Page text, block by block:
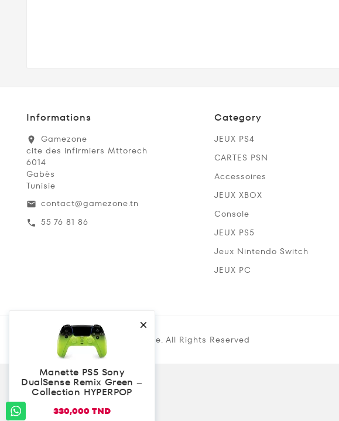

Manette PS5 Sony
DualSense Remix Green –
Collection HYPERPOP
330,000 TND
Informations
location_on
Gamezone
cite des infirmiers Mttorech
6014
Gabès
Tunisie
email contact@gamezone.tn
call 55 76 81 86
Category
JEUX PS4
CARTES PSN
Accessoires
JEUX XBOX
Console
JEUX PS5
Jeux Nintendo Switch
JEUX PC
Copyright @ 2019 Gamezone. All Rights Reserved